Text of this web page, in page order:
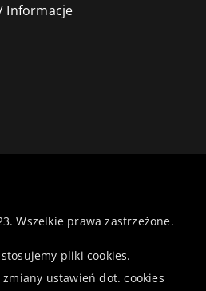
Informacje
Wszelkie prawa zastrzeżone.
pliki cookies.
ustawień dot. cookies